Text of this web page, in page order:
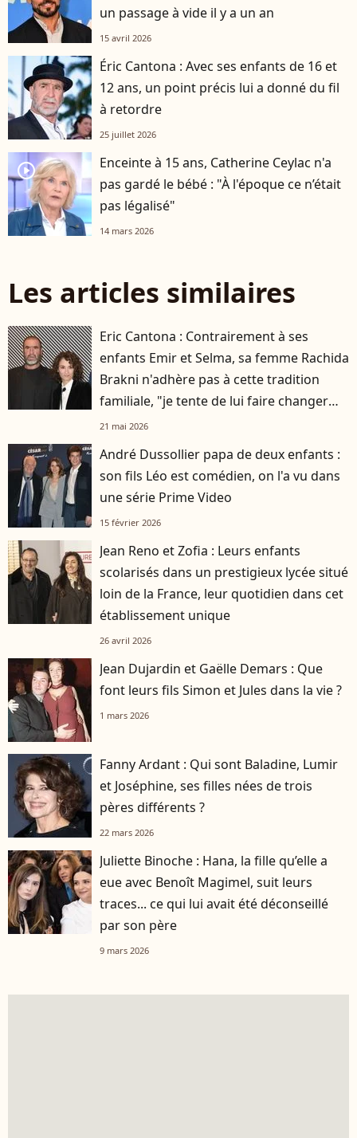
un passage à vide il y a un an
15 avril 2026
Éric Cantona : Avec ses enfants de 16 et
12 ans, un point précis lui a donné du fil
à retordre
25 juillet 2026
player2
Enceinte à 15 ans, Catherine Ceylac n'a
pas gardé le bébé : "À l'époque ce n’était
pas légalisé"
14 mars 2026
Les articles similaires
Eric Cantona : Contrairement à ses
enfants Emir et Selma, sa femme Rachida
Brakni n'adhère pas à cette tradition
familiale, "je tente de lui faire changer
d'avis"
21 mai 2026
André Dussollier papa de deux enfants :
son fils Léo est comédien, on l'a vu dans
une série Prime Video
15 février 2026
Jean Reno et Zofia : Leurs enfants
scolarisés dans un prestigieux lycée situé
loin de la France, leur quotidien dans cet
établissement unique
26 avril 2026
Jean Dujardin et Gaëlle Demars : Que
font leurs fils Simon et Jules dans la vie ?
1 mars 2026
Fanny Ardant : Qui sont Baladine, Lumir
et Joséphine, ses filles nées de trois
pères différents ?
22 mars 2026
Juliette Binoche : Hana, la fille qu’elle a
eue avec Benoît Magimel, suit leurs
traces... ce qui lui avait été déconseillé
par son père
9 mars 2026